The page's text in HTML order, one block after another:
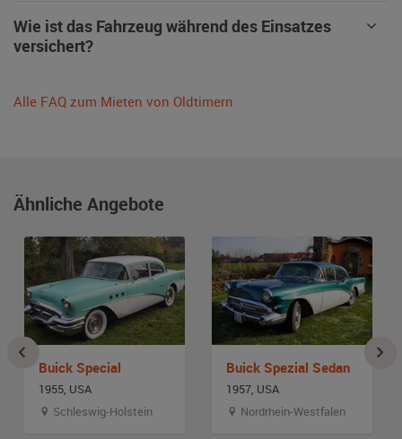
Wie ist das Fahrzeug während des Einsatzes
versichert?
Alle FAQ zum Mieten von Oldtimern
Ähnliche Angebote
Buick Special
1955, USA
Schleswig-Holstein
Buick Spezial Sedan
1957, USA
Nordrhein-Westfalen